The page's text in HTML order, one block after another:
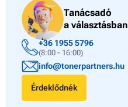
Tanácsadó
a választásban
+36 1955 5796
(8:00 - 16:00)
info@tonerpartners.hu
Érdeklődnék